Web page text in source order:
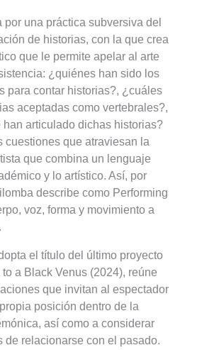
por una práctica subversiva del
de historias, con la que crea
que le permite apelar al arte
¿quiénes han sido los
para contar historias?, ¿cuáles
aceptadas como vertebrales?,
han articulado dichas historias?
cuestiones que atraviesan la
que combina un lenguaje
y lo artístico. Así, por
describe como Performing
voz, forma y movimiento a
el título del último proyecto
a Black Venus (2024), reúne
que invitan al espectador
posición dentro de la
así como a considerar
de relacionarse con el pasado.